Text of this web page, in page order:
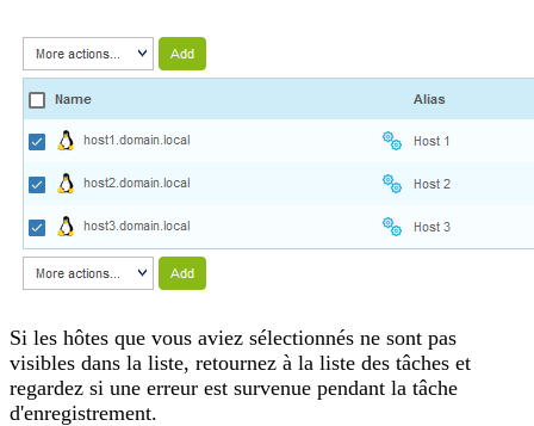
Si les hôtes que vous aviez sélectionnés ne sont pas
visibles dans la liste, retournez à la liste des tâches et
regardez si une erreur est survenue pendant la tâche
d'enregistrement.